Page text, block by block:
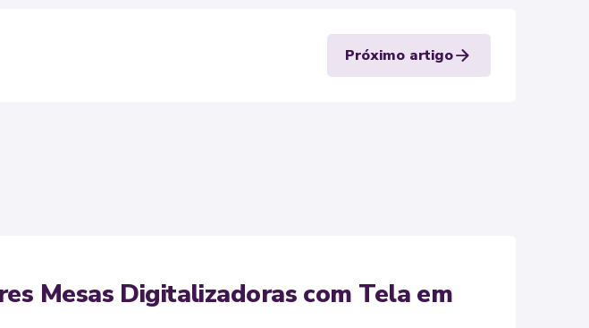
Próximo artigoarrow_forward
Mesas Digitalizadoras com Tela em